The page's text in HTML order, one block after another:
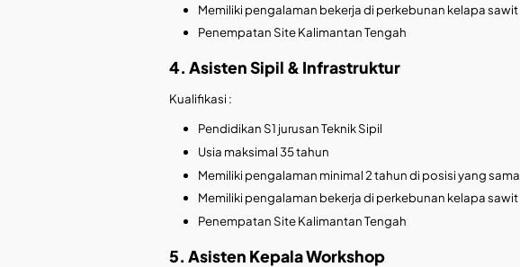
Memiliki pengalaman bekerja di perkebunan kelapa sawit
Penempatan Site Kalimantan Tengah
4. Asisten Sipil & Infrastruktur
Kualifikasi :
Pendidikan S1 jurusan Teknik Sipil
Usia maksimal 35 tahun
Memiliki pengalaman minimal 2 tahun di posisi yang sama
Memiliki pengalaman bekerja di perkebunan kelapa sawit
Penempatan Site Kalimantan Tengah
5. Asisten Kepala Workshop